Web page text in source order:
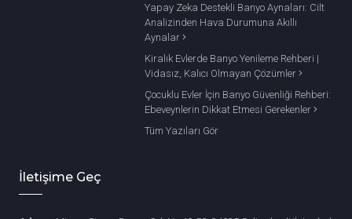
Yapay Zeka Destekli Banyo Aynaları: Cilt
Analizinden Hava Durumuna Akıllı
Aynalar
Kiralık Evlerde Banyo Yenileme Rehberi |
Vidasız, Kalıcı Olmayan Çözümler
Çocuklu Evler İçin Banyo Güvenliği Rehberi:
Ebeveynlerin Dikkat Etmesi Gerekenler
Tüm Yazıları Gör
İletişime Geç